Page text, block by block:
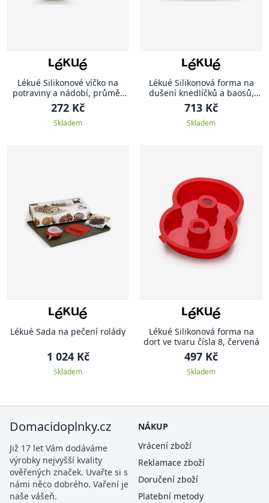
Lékué Silikonové víčko na
potraviny a nádobí, průměr
20 cm, průhledná
272 Kč
Skladem
Lékué Silikonová forma na
dušení knedlíčků a baosů,
hnědá
713 Kč
Skladem
Lékué Sada na pečení rolády
1 024 Kč
Skladem
Lékué Silikonová forma na
dort ve tvaru čísla 8, červená
497 Kč
Skladem
Domacidoplnky.cz
Již 17 let Vám dodáváme
výrobky nejvyšší kvality
ověřených značek. Uvařte si s
námi něco dobrého. Vaření je
naše vášeň.
NÁKUP
Vrácení zboží
Reklamace zboží
Doručení zboží
Platební metody